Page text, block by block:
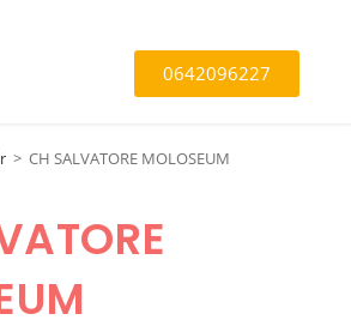
0642096227
> CH SALVATORE MOLOSEUM